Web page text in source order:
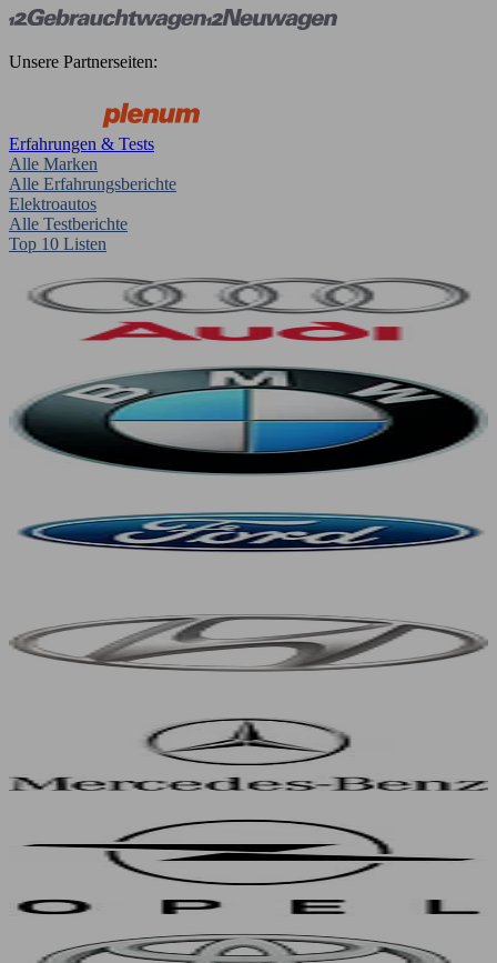
Unsere Partnerseiten:
Erfahrungen & Tests
Alle Marken
Alle Erfahrungsberichte
Elektroautos
Alle Testberichte
Top 10 Listen